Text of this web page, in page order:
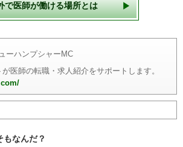
で医師が働ける場所とは
ーハンプシャーMC
医師の転職・求人紹介をサポートします。
もなんだ？